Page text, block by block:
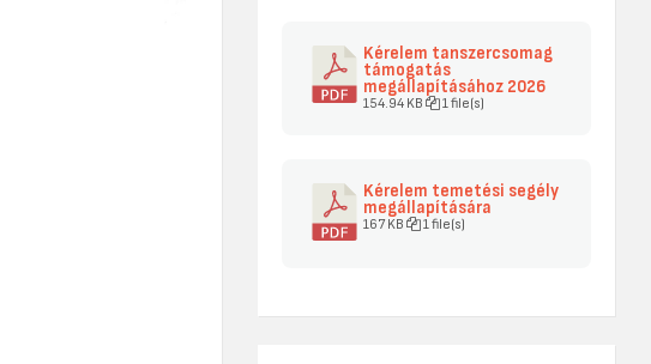
Kérelem tanszercsomag
támogatás
megállapításához 2026
154.94 KB 1 file(s)
Kérelem temetési segély
megállapítására
167 KB 1 file(s)